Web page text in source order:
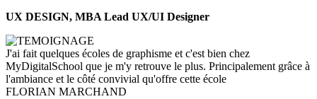
UX DESIGN, MBA Lead UX/UI Designer
J'ai fait quelques écoles de graphisme et c'est bien chez
MyDigitalSchool que je m'y retrouve le plus. Principalement grâce à
l'ambiance et le côté convivial qu'offre cette école
FLORIAN MARCHAND